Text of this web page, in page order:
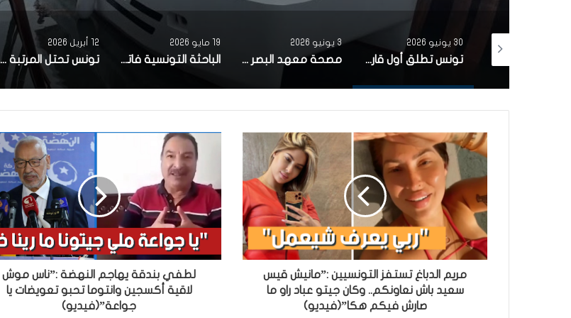
30 يونيو 2026
تونس تطلق أول قارب صيد كهربائي يعمل بالطاقة الشمسية في المتوسط
3 يونيو 2026
مصحة معهد البصر والشبكية بالبحيرة 1 تقوم باجراء اكثر من 50 عملية جراحية لازالة الماء الابيض مجانا لفائدة عدد من اهالي قفصة
19 مايو 2026
الباحثة التونسية فاتن المولدي تنجح في الحصول على براءة اختراع في الولايات المتحدة الأمريكية، وذلك بعد ابتكارها محركاً هجيناً ثورياً
12 أبريل 2026
تونس تحتل المرتبة الاولى افريقيا من حيث عدد النساء المطورات للبرمجيات
مريم الدباغ تستفز التونسيين :”مانيش قيس
سعيد باش نعاونكم.. وكان جيتو عباد راو ما
صارش فيكم هكا”(فيديو)
لطفي بندقة يهاجم النهضة :”ناس موش
لاقية أكسجين وانتوما تحبو تعويضات يا
جواعة”(فيديو)